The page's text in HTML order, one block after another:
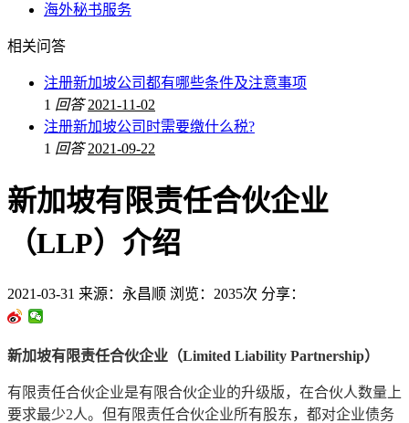
海外秘书服务
相关问答
注册新加坡公司都有哪些条件及注意事项
1 回答 2021-11-02
注册新加坡公司时需要缴什么税?
1 回答 2021-09-22
新加坡有限责任合伙企业
（LLP）介绍
2021-03-31 来源：永昌顺 浏览：2035次 分享：
新加坡有限责任合伙企业 （Limited Liability Partnership）
有限责任合伙企业是有限合伙企业的升级版，在合伙人数量上
要求最少2人。但有限责任合伙企业所有股东，都对企业债务